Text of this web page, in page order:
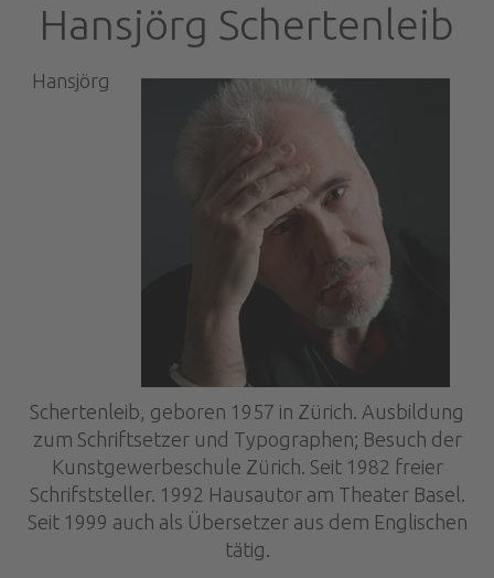
Hansjörg Schertenleib
Hansjörg
Schertenleib, geboren 1957 in Zürich. Ausbildung
zum Schriftsetzer und Typographen; Besuch der
Kunstgewerbeschule Zürich. Seit 1982 freier
Schrifststeller. 1992 Hausautor am Theater Basel.
Seit 1999 auch als Übersetzer aus dem Englischen
tätig.